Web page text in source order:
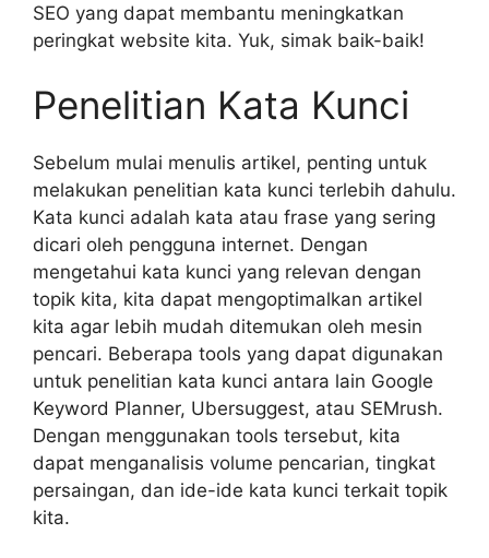
SEO yang dapat membantu meningkatkan
peringkat website kita. Yuk, simak baik-baik!
Penelitian Kata Kunci
Sebelum mulai menulis artikel, penting untuk
melakukan penelitian kata kunci terlebih dahulu.
Kata kunci adalah kata atau frase yang sering
dicari oleh pengguna internet. Dengan
mengetahui kata kunci yang relevan dengan
topik kita, kita dapat mengoptimalkan artikel
kita agar lebih mudah ditemukan oleh mesin
pencari. Beberapa tools yang dapat digunakan
untuk penelitian kata kunci antara lain Google
Keyword Planner, Ubersuggest, atau SEMrush.
Dengan menggunakan tools tersebut, kita
dapat menganalisis volume pencarian, tingkat
persaingan, dan ide-ide kata kunci terkait topik
kita.